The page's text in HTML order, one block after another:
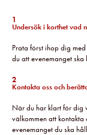
1
Undersök i korthet vad
Prata först ihop dig
du att evenemanget
2
Kontakta oss och berätta
När du har klart för dig
välkommen att
evenemanget du ska